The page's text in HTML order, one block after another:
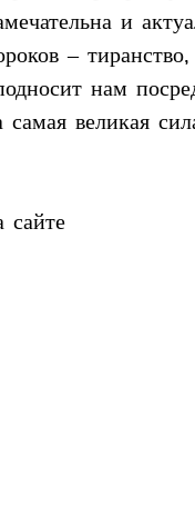
и
– тиранство,
нам
великая
сайте